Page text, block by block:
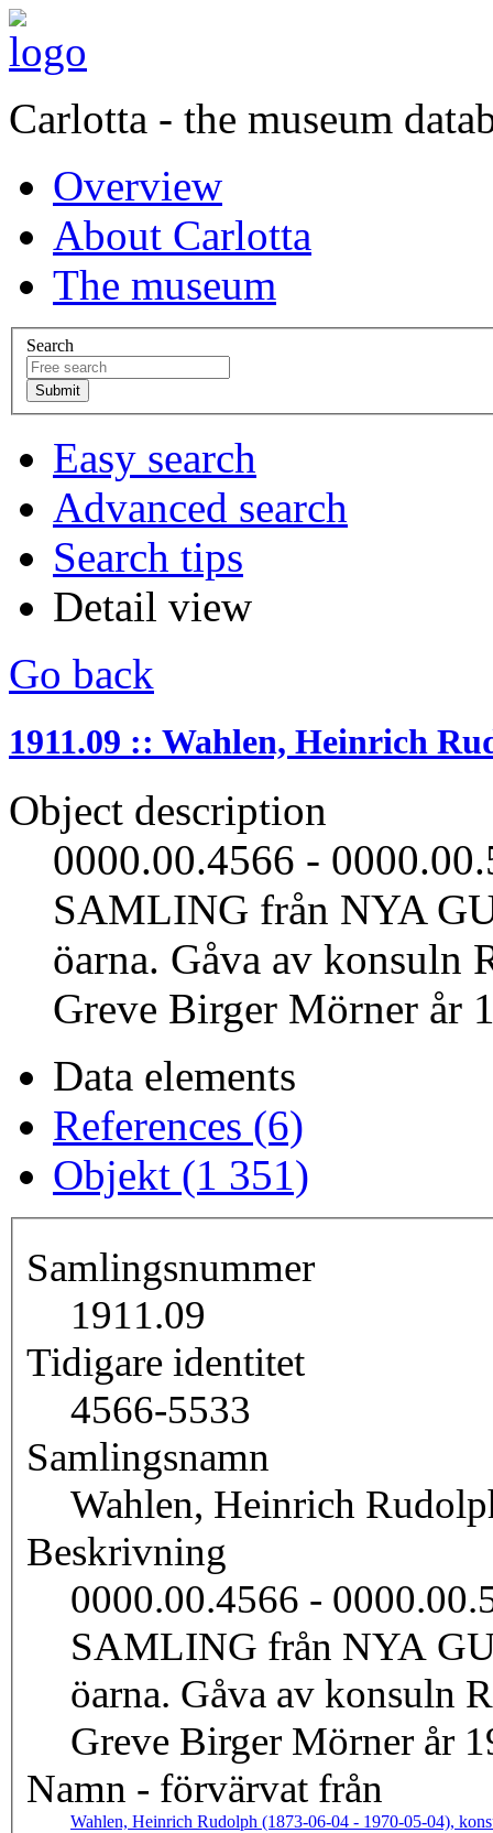
Carlotta - the museum
Overview
About Carlotta
The museum
Search
Easy search
Advanced search
Search tips
Detail view
Go back
1911.09 :: Wahlen, Heinrich
Object description
0000.00.4566 -
SAMLING från NYA
öarna. Gåva av konsuln
Greve Birger Mörner år
Data elements
References (6)
Objekt (1 351)
Samlingsnummer
1911.09
Tidigare identitet
4566-5533
Samlingsnamn
Wahlen, Heinrich
Beskrivning
0000.00.4566 -
SAMLING från NYA
öarna. Gåva av konsuln
Greve Birger Mörner år
Namn - förvärvat från
Wahlen, Heinrich Rudolph (1873-06-04 - 1970-05-04),